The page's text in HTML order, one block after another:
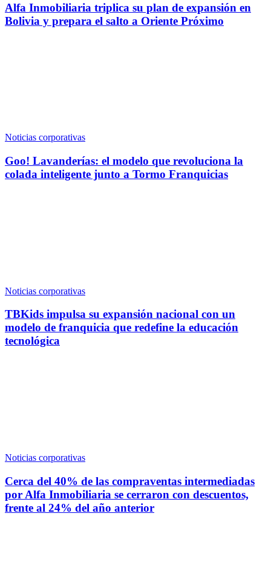
Alfa Inmobiliaria triplica su plan de expansión en
Bolivia y prepara el salto a Oriente Próximo
Noticias corporativas
Goo! Lavanderías: el modelo que revoluciona la
colada inteligente junto a Tormo Franquicias
Noticias corporativas
TBKids impulsa su expansión nacional con un
modelo de franquicia que redefine la educación
tecnológica
Noticias corporativas
Cerca del 40% de las compraventas intermediadas
por Alfa Inmobiliaria se cerraron con descuentos,
frente al 24% del año anterior